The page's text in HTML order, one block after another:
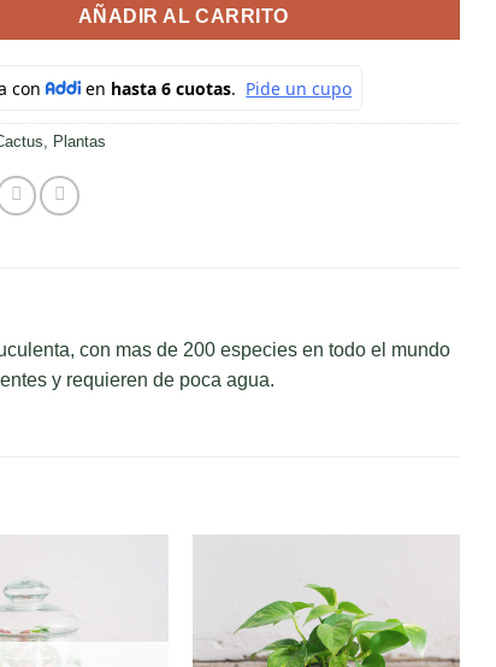
AÑADIR AL CARRITO
, Plantas
con mas de 200 especies en todo el mundo
y requieren de poca agua.